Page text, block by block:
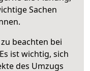
Sachen
beachten bei
ist wichtig, sich
des Umzugs